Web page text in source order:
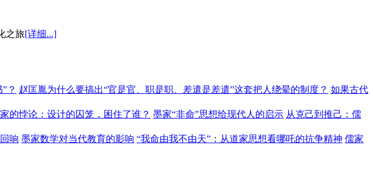
之旅[详细...]
？ 赵匡胤为什么要搞出“官是官、职是职、差遣是差遣”这套把人绕晕的制度？ 如果古代
的悖论：设计的囚笼，困住了谁？ 墨家“非命”思想给现代人的启示 从克己到推己：儒
响 墨家数学对当代教育的影响 “我命由我不由天”：从道家思想看哪吒的抗争精神 儒家